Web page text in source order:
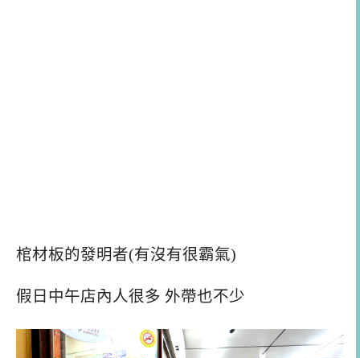
棺材板的發明者(有沒有很霸氣)
假日中午店內人很多 外帶也不少